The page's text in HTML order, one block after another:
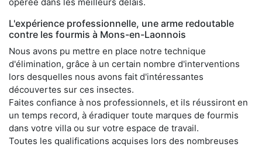
opérée dans les meilleurs délais.
L'expérience professionnelle, une arme redoutable
contre les fourmis à Mons-en-Laonnois
Nous avons pu mettre en place notre technique
d'élimination, grâce à un certain nombre d'interventions
lors desquelles nous avons fait d'intéressantes
découvertes sur ces insectes.
Faites confiance à nos professionnels, et ils réussiront en
un temps record, à éradiquer toute marques de fourmis
dans votre villa ou sur votre espace de travail.
Toutes les qualifications acquises lors des nombreuses